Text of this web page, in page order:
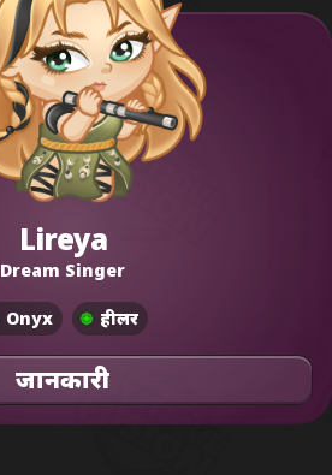
Lireya
Dream Singer
Onyx हीलर
जानकारी